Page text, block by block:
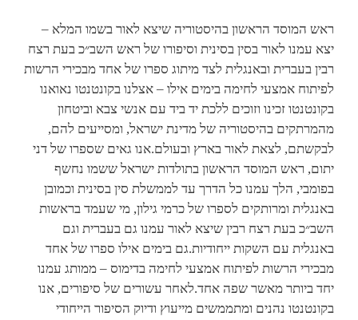
ראש המוסד הראשון בהיסטוריה שיצא לאור בשמו המלא –
יצא עמנו לאור בסין בסינית וסיפורו של ראש השב״כ בעת רצח
רבין בעברית ובאנגלית לצד מיתוג ספרו של אחד מבכירי הרשות
לפיתוח אמצעי לחימה בימים אילו – אצלנו בקונטנטו נאואנו
בקונטנטו זכינו וזוכים ללכת יד ביד עם אנשי צבא וביטחון
מהמרתקים בהיסטוריה של מדינת ישראל, ומסייעים להם,
לבקשתם, לצאת לאור בארץ ובעולם.אנו גאים שספרו של דני
יתום, ראש המוסד הראשון בתולדות ישראל ששמו נחשף
בפומבי, הלך עמנו כל הדרך עד לממשלת סין בסינית וכמובן
באנגלית ומרותקים לספרו של כרמי גילון, מי שעמד בראשות
השב״כ בעת רצח רבין שיצא לאור עמנו גם בעברית וגם
באנגלית עם השקות ייחודיות.גם בימים אילו ספרו של אחד
מבכירי הרשות לפיתוח אמצעי לחימה בדימוס – ממותג עמנו
יחד ביותר מאשר שפה אחד.לאחר עשורים של סיפורים, אנו
בקונטנטו נהנים ומתממשים מייעוץ ודיוק הסיפור הייחודי